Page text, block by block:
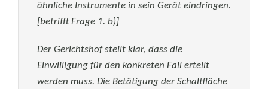
ähnliche Instrumente in sein Gerät eindringen.
[betrifft Frage 1. b)]
Der Gerichtshof stellt klar, dass die
Einwilligung für den konkreten Fall erteilt
werden muss. Die Betätigung der Schaltfläche